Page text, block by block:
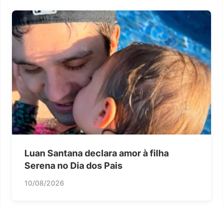
Luan Santana declara amor à filha
Serena no Dia dos Pais
10/08/2026